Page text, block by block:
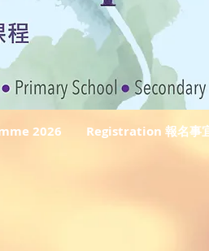
2026 Registration 報名事